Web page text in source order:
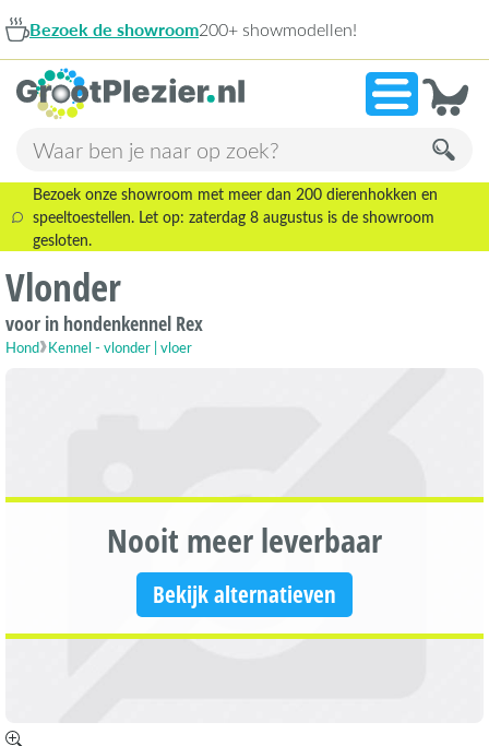
Bezoek de showroom200+ showmodellen!
Bezoek onze showroom met meer dan 200 dierenhokken en
speeltoestellen. Let op: zaterdag 8 augustus is de showroom
gesloten.
Vlonder
voor in hondenkennel Rex
Hond Kennel - vlonder | vloer
Nooit meer leverbaar
Bekijk alternatieven